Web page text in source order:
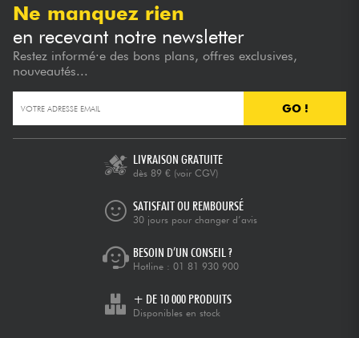
Vents
Violons & Quatuor
Eveil Musical
Voir nos marques
Ne manquez rien
en recevant notre newsletter
Restez informé·e des bons plans, offres exclusives,
nouveautés...
GO !
LIVRAISON GRATUITE
dès 89 € (voir CGV)
SATISFAIT OU REMBOURSÉ
30 jours pour changer d’avis
BESOIN D’UN CONSEIL ?
Hotline : 01 81 930 900
+ DE 10 000 PRODUITS
Disponibles en stock